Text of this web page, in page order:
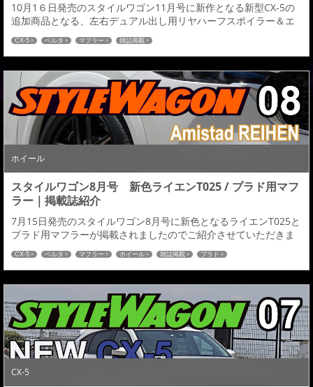
10月1６日発売のスタイルワゴン11月号に新作となる新型CX-5の
追加商品となる、左右デュアル出し用リヤハーフスポイラー＆エ
キゾーストフィニッシャーが掲載されましたのでご紹介させてい
ただきます。また上記２商品になりますが本日より発売開始とな
ります。皆様どうぞご検討の程宜しくお願いいたします。
MAZDA CX-5 KFEP/KF5P/KF2P R03.10～ M/C後【発売商品】■フ
ロントハーフス...
CX-5 ベルタ マフラー 雑誌掲載
ホイール
スタイルワゴン8月号 新色ライエンT025 / プラド用マフ
ラー｜掲載誌紹介
7月15日発売のスタイルワゴン8月号に新色となるライエンT025と
プラド用マフラーが掲載されましたのでご紹介させていただきま
す。 アミスタット ライエンT025 ブラックスクリットマシニング
ブラックエディションアミスタットでは今まで数多くのカラーの
ホイールをリリースしてきましたがこの【 ブラックエディショ
ン】はマシニングフィニッシュの上から【チタンスモーク】クリ
アーを施し、さらにブラックバフアル...
CX-5 ベルタ マフラー ホイール 雑誌掲載 プラド
CX-5